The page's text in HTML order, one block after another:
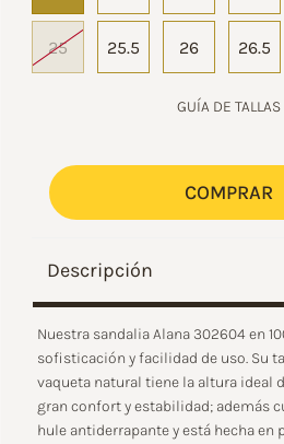
Descripción
Nuestra sandalia Alana 302604 en
sofisticación y facilidad de uso. Su
vaqueta natural tiene la altura ideal
gran confort y estabilidad; además
hule antiderrapante y está hecha en
25 25.5 26 26.5
GUÍA DE TALLAS
COMPRAR